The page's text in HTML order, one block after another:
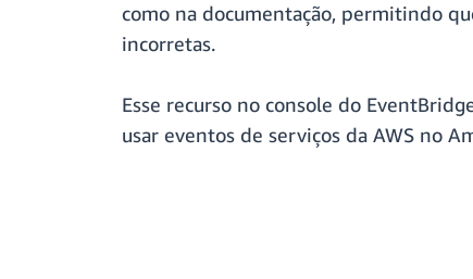
como na documentação, permitindo
incorretas.
Esse recurso no console do
usar eventos de serviços da AWS no